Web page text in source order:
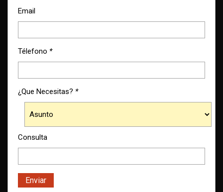
Email
Télefono *
¿Que Necesitas? *
Consulta